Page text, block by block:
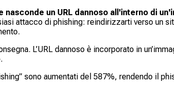
un URL dannoso all'interno di
attacco di phishing: reindirizzarti verso un
L’URL dannoso è incorporato in
sono aumentati del 587%, rendendo il